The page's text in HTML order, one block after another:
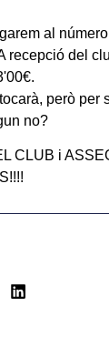
al
recepció del
però per
no?
CLUB i